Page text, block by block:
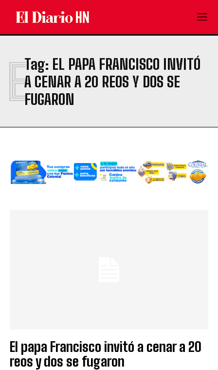
Tag: EL PAPA FRANCISCO INVITÓ
A CENAR A 20 REOS Y DOS SE
FUGARON
E
El papa Francisco invitó a cenar a 20
reos y dos se fugaron